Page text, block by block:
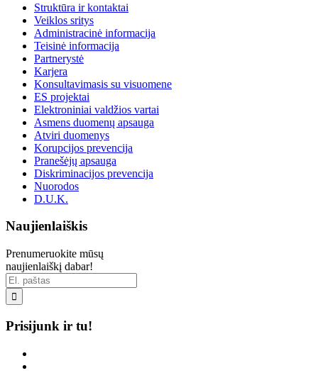
Struktūra ir kontaktai
Veiklos sritys
Administracinė informacija
Teisinė informacija
Partnerystė
Karjera
Konsultavimasis su visuomene
ES projektai
Elektroniniai valdžios vartai
Asmens duomenų apsauga
Atviri duomenys
Korupcijos prevencija
Pranešėjų apsauga
Diskriminacijos prevencija
Nuorodos
D.U.K.
Naujienlaiškis
Prenumeruokite mūsų
naujienlaiškį dabar!

Prisijunk ir tu!